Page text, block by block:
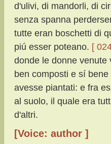
d'ulivi, di mandorli, di
senza spanna
tutte eran boschetti di
piú esser poteano. [
donde le donne venute
ben composti e sí
avesse piantati: e fra
al suolo, il quale era
d'altri.
[Voice: author ]